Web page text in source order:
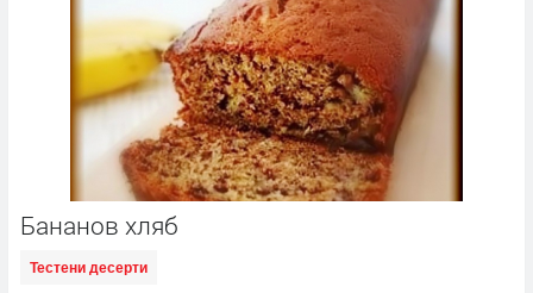
Бананов хляб
Тестени десерти